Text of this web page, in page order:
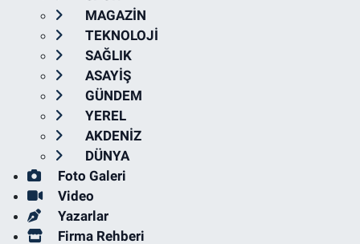
MAGAZİN
TEKNOLOJİ
SAĞLIK
ASAYİŞ
GÜNDEM
YEREL
AKDENİZ
DÜNYA
Foto Galeri
Video
Yazarlar
Firma Rehberi